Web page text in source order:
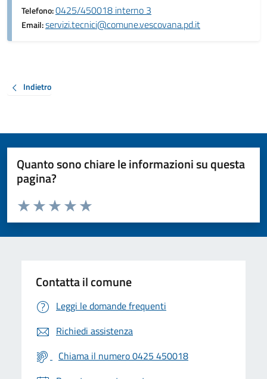
Telefono:0425/450018 interno 3
Email:servizi.tecnici@comune.vescovana.pd.it
Indietro
Quanto sono chiare le informazioni su questa
pagina?
Valuta da 1 a 5 stelle la pagina
Valuta 5 stelle su 5
Valuta 4 stelle su 5
Valuta 3 stelle su 5
Valuta 2 stelle su 5
Valuta 1 stelle su 5
Contatta il comune
Leggi le domande frequenti
Richiedi assistenza
Chiama il numero 0425 450018